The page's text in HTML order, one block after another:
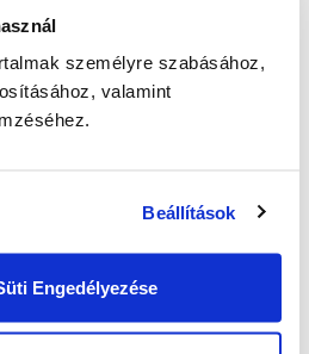
személyre szabásához,
valamint
Beállítások
Engedélyezése
adatkezelési
a feltételeket.
SALES